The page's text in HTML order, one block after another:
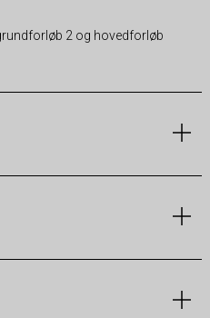
2 og hovedforløb